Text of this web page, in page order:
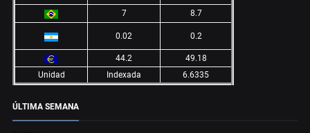
7 8.7
0.02 0.2
44.2
49.18
Unidad
Indexada 6.6335
ÚLTIMA SEMANA